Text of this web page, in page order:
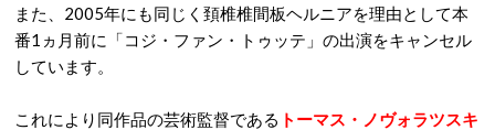
また、2005年にも同じく頚椎椎間板ヘルニアを理由として本
番1ヵ月前に「コジ・ファン・トゥッテ」の出演をキャンセル
しています。
これにより同作品の芸術監督である トーマス・ノヴォラツスキ